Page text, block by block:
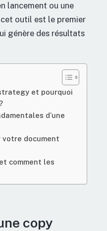
lancement ou une
outil est le premier
génère des résultats
et pourquoi
d’une
document
comment les
copy